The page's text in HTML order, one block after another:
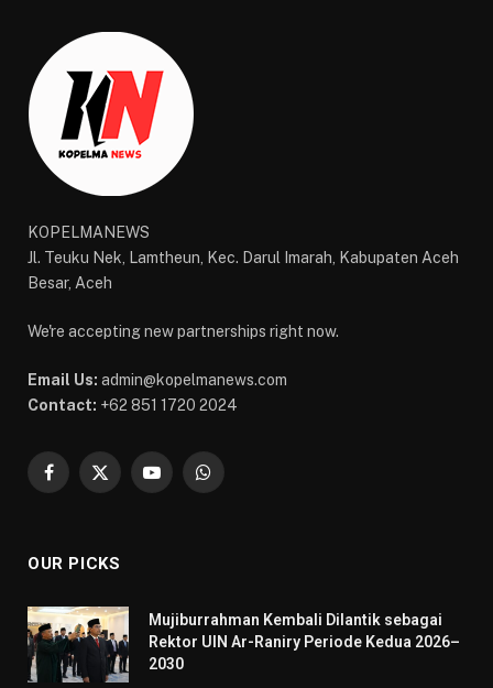
KOPELMANEWS
Jl. Teuku Nek, Lamtheun, Kec. Darul Imarah, Kabupaten Aceh
Besar, Aceh
We're accepting new partnerships right now.
Email Us: admin@kopelmanews.com
Contact: +62 851 1720 2024
Facebook
X
YouTubeWhatsApp
OUR PICKS
Mujiburrahman Kembali Dilantik sebagai
Rektor UIN Ar-Raniry Periode Kedua 2026–
2030